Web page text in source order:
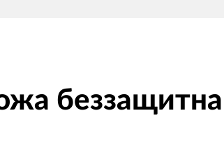
беззащитна